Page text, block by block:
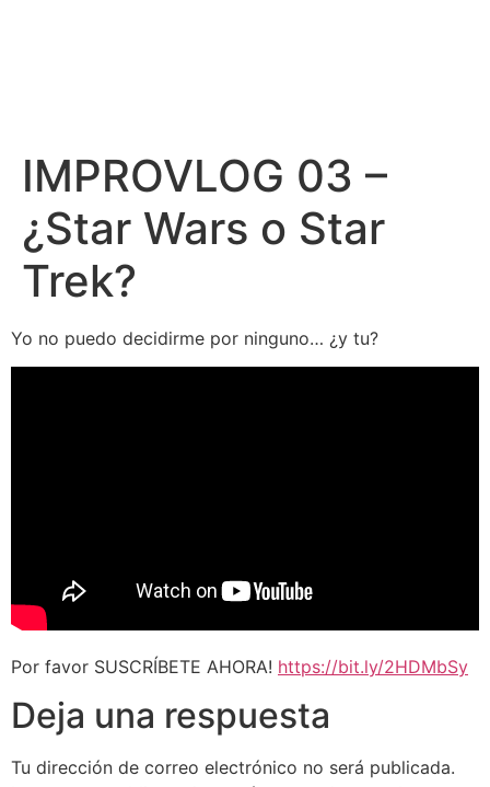
IMPROVLOG 03 –
¿Star Wars o Star
Trek?
Yo no puedo decidirme por ninguno… ¿y tu?
Por favor SUSCRÍBETE AHORA! https://bit.ly/2HDMbSy
Deja una respuesta
Tu dirección de correo electrónico no será publicada.